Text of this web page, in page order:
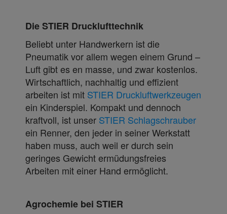
Die STIER Drucklufttechnik
Beliebt unter Handwerkern ist die
Pneumatik vor allem wegen einem Grund –
Luft gibt es en masse, und zwar kostenlos.
Wirtschaftlich, nachhaltig und effizient
arbeiten ist mit STIER Druckluftwerkzeugen
ein Kinderspiel. Kompakt und dennoch
kraftvoll, ist unser STIER Schlagschrauber
ein Renner, den jeder in seiner Werkstatt
haben muss, auch weil er durch sein
geringes Gewicht ermüdungsfreies
Arbeiten mit einer Hand ermöglicht.
Agrochemie bei STIER